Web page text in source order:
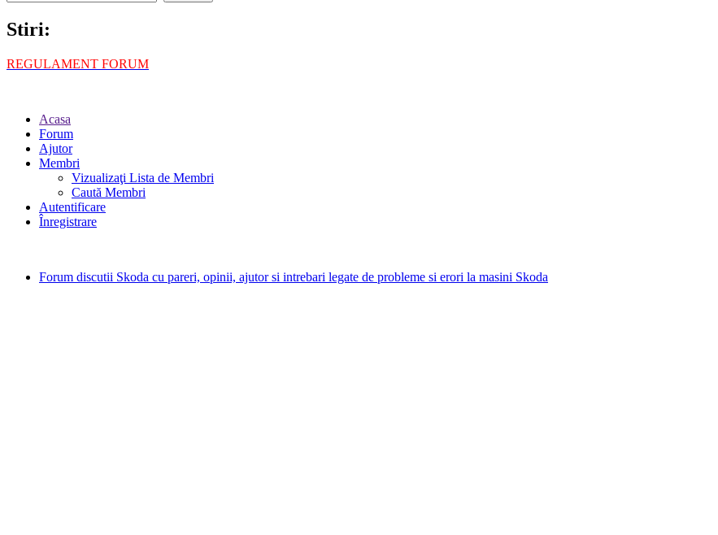
Stiri:
REGULAMENT FORUM
Acasa
Forum
Ajutor
Membri
Vizualizaţi Lista de Membri
Caută Membri
Autentificare
Înregistrare
Forum discutii Skoda cu pareri, opinii, ajutor si intrebari legate de probleme si erori la masini Skoda